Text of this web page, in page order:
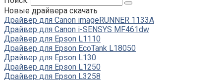
Новые драйвера скачать
Драйвер для Canon imageRUNNER 1133A
Драйвер для Canon i-SENSYS MF461dw
Драйвер для Epson L1110
Драйвер для Epson EcoTank L18050
Драйвер для Epson L130
Драйвер для Epson L1250
Драйвер для Epson L3258